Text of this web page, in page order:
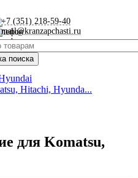
+7 (351) 218-59-40
mail@kranzapchasti.ru
Hitachi, Hyunda...
для Komatsu,